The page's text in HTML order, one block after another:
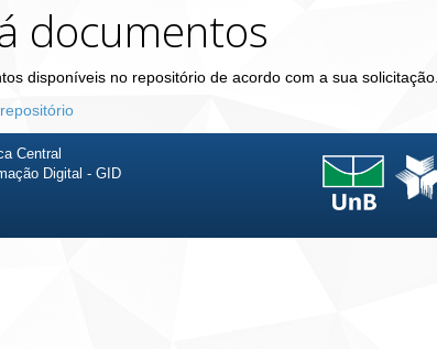
documentos
disponíveis no repositório de acordo com a sua solicitação.
Central
Digital - GID